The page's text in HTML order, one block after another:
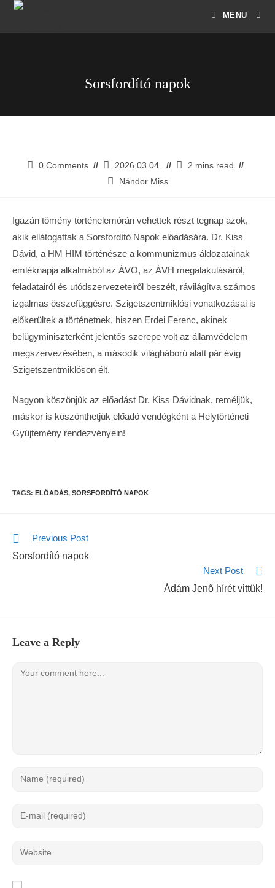
MENU
Sorsfordító napok
0 Comments 2026.03.04.
2 mins read
Nándor Miss
Igazán tömény történelemórán vehettek részt tegnap azok,
akik ellátogattak a Sorsfordító Napok előadására. Dr. Kiss
Dávid, a HM HIM történésze a kommunizmus áldozatainak
emléknapja alkalmából az ÁVO, az ÁVH megalakulásáról,
feladatairól és utódszervezeteiről beszélt, rávilágítva számos
izgalmas összefüggésre. Szigetszentmiklósi vonatkozásai is
előkerültek a történetnek, hiszen Erdei Ferenc, akinek
belügyminiszterként jelentős szerepe volt az államvédelem
megszervezésében, a második világháború alatt pár évig
Szigetszentmiklóson élt.
Nagyon köszönjük az előadást Dr. Kiss Dávidnak, reméljük,
máskor is köszönthetjük előadó vendégként a Helytörténeti
Gyűjtemény rendezvényein!
TAGS: ELŐADÁS, SORSFORDÍTÓ NAPOK
Previous Post
Sorsfordító napok
Next Post
Ádám Jenő hírét vittük!
Leave a Reply